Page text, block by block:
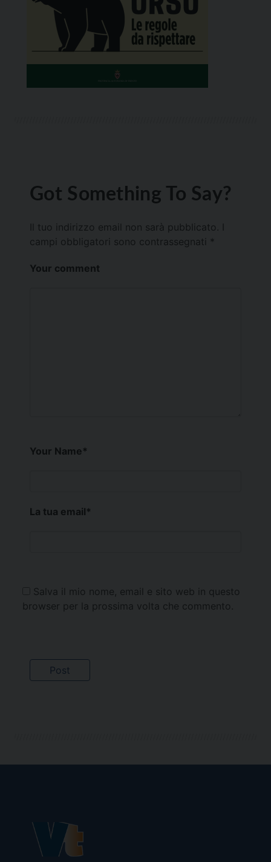
Got Something To Say?
Il tuo indirizzo email non sarà pubblicato.
campi obbligatori sono contrassegnati *
Your comment
Your Name*
La tua email*
Salva il mio nome, email e sito web in questo
browser per la prossima volta che commento.